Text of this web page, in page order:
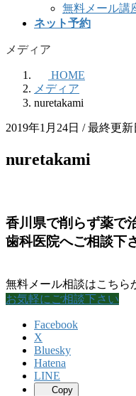
無料メール講
ネット予約
メディア
HOME
メディア
nuretakami
2019年1月24日 / 最終更新
nuretakami
香川県で削らず薬で
歯科医院へご相談下
無料メール相談はこちら
お気軽にご相談下さい
Facebook
X
Bluesky
Hatena
LINE
Copy